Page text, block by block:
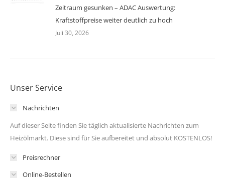
Zeitraum gesunken – ADAC Auswertung:
Kraftstoffpreise weiter deutlich zu hoch
Juli 30, 2026
Unser Service
Nachrichten
Auf dieser Seite finden Sie täglich aktualisierte Nachrichten zum
Heizölmarkt. Diese sind für Sie aufbereitet und absolut KOSTENLOS!
Preisrechner
Online-Bestellen